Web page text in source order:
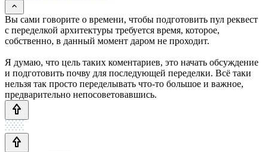
Вы сами говорите о времени, чтобы подготовить пул реквест
с переделкой архитектуры требуется время, которое,
собственно, в данный момент даром не проходит.
Я думаю, что цель таких коментариев, это начать обсуждение
и подготовить почву для последующей переделки. Всё таки
нельзя так просто переделывать что-то большое и важное,
предварительно непосоветовавшись.